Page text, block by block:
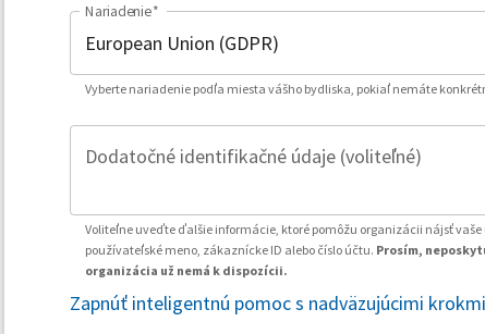
Nariadenie*
Vyberte nariadenie podľa miesta vášho bydliska, pokiaľ nemáte
Dodatočné identifikačné údaje (voliteľné)
Voliteľne uveďte ďalšie informácie, ktoré pomôžu organizácii nájsť
používateľské meno, zákaznícke ID alebo číslo účtu. Prosím,
organizácia už nemá k dispozícii.
Zapnúť inteligentnú pomoc s nadväzujúcimi krokmi